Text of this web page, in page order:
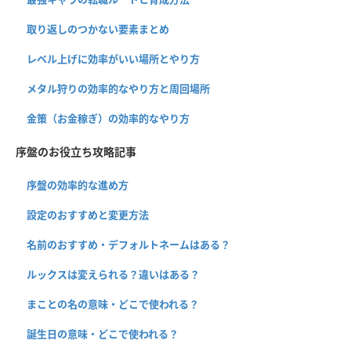
取り返しのつかない要素まとめ
レベル上げに効率がいい場所とやり方
メタル狩りの効率的なやり方と周回場所
金策（お金稼ぎ）の効率的なやり方
序盤のお役立ち攻略記事
序盤の効率的な進め方
設定のおすすめと変更方法
名前のおすすめ・デフォルトネームはある？
ルックスは変えられる？違いはある？
まことの名の意味・どこで使われる？
誕生日の意味・どこで使われる？